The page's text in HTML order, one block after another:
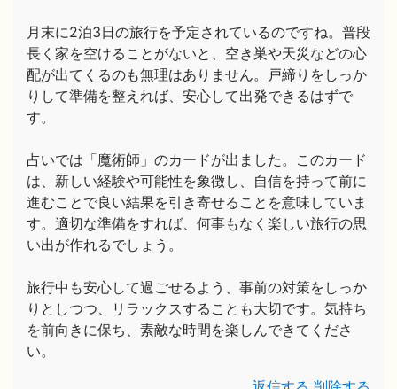
月末に2泊3日の旅行を予定されているのですね。普段
長く家を空けることがないと、空き巣や天災などの心
配が出てくるのも無理はありません。戸締りをしっか
りして準備を整えれば、安心して出発できるはずで
す。
占いでは「魔術師」のカードが出ました。このカード
は、新しい経験や可能性を象徴し、自信を持って前に
進むことで良い結果を引き寄せることを意味していま
す。適切な準備をすれば、何事もなく楽しい旅行の思
い出が作れるでしょう。
旅行中も安心して過ごせるよう、事前の対策をしっか
りとしつつ、リラックスすることも大切です。気持ち
を前向きに保ち、素敵な時間を楽しんできてくださ
い。